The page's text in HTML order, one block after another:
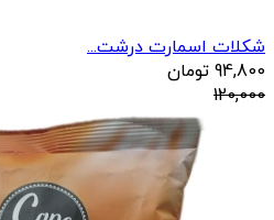
شکلات اسمارت درشت...
94,800 تومان
120,000